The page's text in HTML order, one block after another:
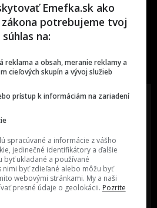
miesto na
miesto na svete
poznáš niekoho, o kom by sme
mali určite napísať?
POŠLI NÁM TIP NA ČLÁNOK
Emefka.sk ako
potrebujeme tvoj
súhlas na:
reklama a obsah, meranie reklamy a
cieľových skupín a vývoj služieb
prístup k informáciám na zariadení
spracúvané a informácie z vášho
jedinečné identifikátory a ďalšie
byť ukladané a používané
byť zdieľané alebo môžu byť
webovými stránkami. My a naši
presné údaje o geolokácii. Pozrite